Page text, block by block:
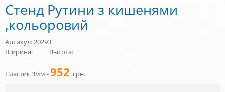
Стенд Рутини з кишенями
,кольоровий
Артикул: 20293
Ширина:
Высота:
Пластик 3мм -952 грн.